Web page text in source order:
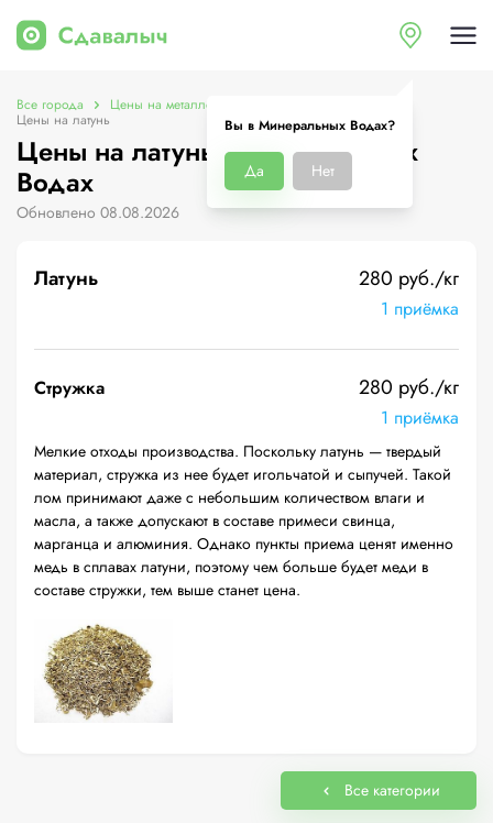
Вы в Минеральных Водах?
Да Нет
Все города Цены на металлолом в Минеральных Водах
Цены на латунь
Цены на латунь в Минеральных
Водах
Обновлено 08.08.2026
Латунь 280 руб./кг
1 приёмка
Стружка 280 руб./кг
1 приёмка
Мелкие отходы производства. Поскольку латунь — твердый
материал, стружка из нее будет игольчатой и сыпучей. Такой
лом принимают даже с небольшим количеством влаги и
масла, а также допускают в составе примеси свинца,
марганца и алюминия. Однако пункты приема ценят именно
медь в сплавах латуни, поэтому чем больше будет меди в
составе стружки, тем выше станет цена.
Все категории